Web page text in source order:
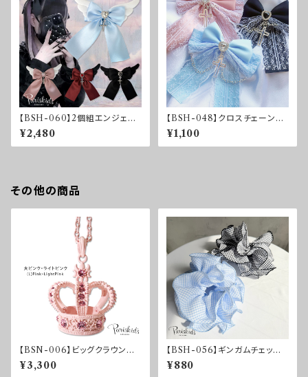
【BSH-060】2個組エンジェル
ハートリボンクリップ
¥2,480
【BSH-048】クロスチェーン付
き♰レースリボンクリップ
¥1,100
その他の商品
【BSN-006】ビッグクラウンネ
ックレス（大ピンク・ライトピン
ク）
¥3,300
【BSH-056】ギンガムチェック
ビッグシュシュ
¥880